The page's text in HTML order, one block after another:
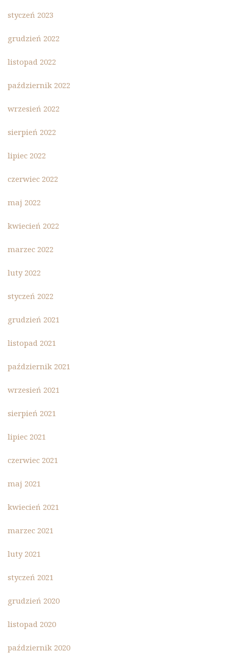
styczeń 2023
grudzień 2022
listopad 2022
październik 2022
wrzesień 2022
sierpień 2022
lipiec 2022
czerwiec 2022
maj 2022
kwiecień 2022
marzec 2022
luty 2022
styczeń 2022
grudzień 2021
listopad 2021
październik 2021
wrzesień 2021
sierpień 2021
lipiec 2021
czerwiec 2021
maj 2021
kwiecień 2021
marzec 2021
luty 2021
styczeń 2021
grudzień 2020
listopad 2020
październik 2020